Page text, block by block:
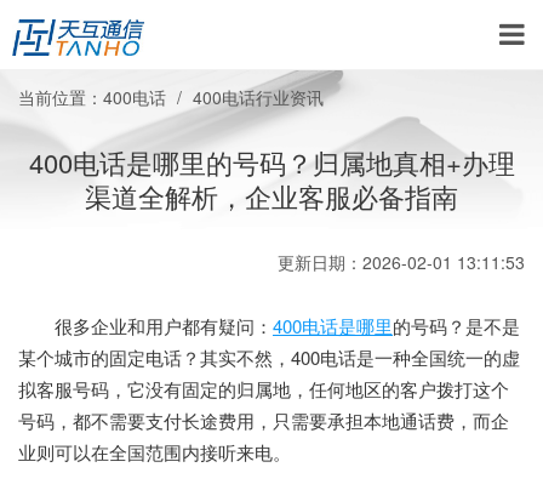
当前位置： 400电话 400电话行业资讯
400电话是哪里的号码？归属地真相+办理
渠道全解析，企业客服必备指南
更新日期：2026-02-01 13:11:53
很多企业和用户都有疑问： 400电话是哪里的号码？是不是
某个城市的固定电话？其实不然，400电话是一种全国统一的虚
拟客服号码，它没有固定的归属地，任何地区的客户拨打这个
号码，都不需要支付长途费用，只需要承担本地通话费，而企
业则可以在全国范围内接听来电。